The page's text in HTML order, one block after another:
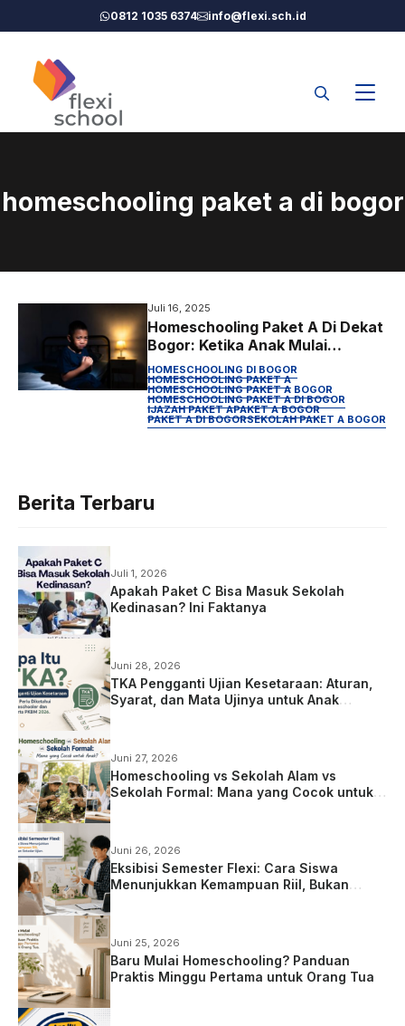
ke
0812 1035 6374 info@flexi.sch.id
homeschooling paket a di bogor
Juli 16, 2025
Homeschooling Paket A Di Dekat
Bogor: Ketika Anak Mulai
Menjauh dari Sekolah, Ini Cara
yang Lebih Tenang untuk
Mengembalikannya
HOMESCHOOLING DI BOGOR
HOMESCHOOLING PAKET A
HOMESCHOOLING PAKET A BOGOR
HOMESCHOOLING PAKET A DI BOGOR
IJAZAH PAKET APAKET A BOGOR
PAKET A DI BOGORSEKOLAH PAKET A BOGOR
Berita Terbaru
Juli 1, 2026
Apakah Paket C Bisa Masuk Sekolah
Kedinasan? Ini Faktanya
Juni 28, 2026
TKA Pengganti Ujian Kesetaraan: Aturan,
Syarat, dan Mata Ujinya untuk Anak
Juni 27, 2026
Homeschooling vs Sekolah Alam vs
Sekolah Formal: Mana yang Cocok untuk
Juni 26, 2026
Eksibisi Semester Flexi: Cara Siswa
Menunjukkan Kemampuan Riil, Bukan
Juni 25, 2026
Baru Mulai Homeschooling? Panduan
Praktis Minggu Pertama untuk Orang Tua